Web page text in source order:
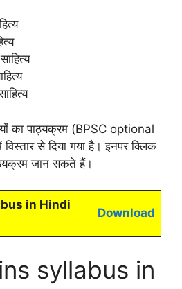
का पाठ्यक्रम (BPSC optional
से दिया गया है। इनपर क्लिक
जान सकते हैं।
in Hindi
Download
syllabus in